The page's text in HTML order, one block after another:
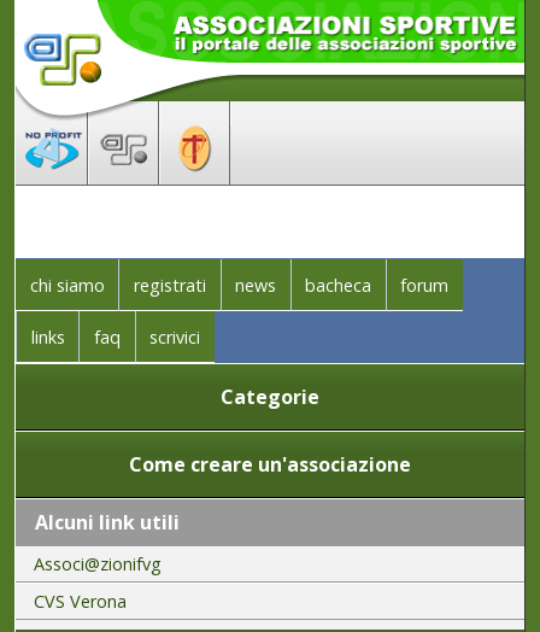
chi siamo registrati news bacheca forum
links faq scrivici
Categorie
Come creare un'associazione
Alcuni link utili
Associ@zionifvg
CVS Verona